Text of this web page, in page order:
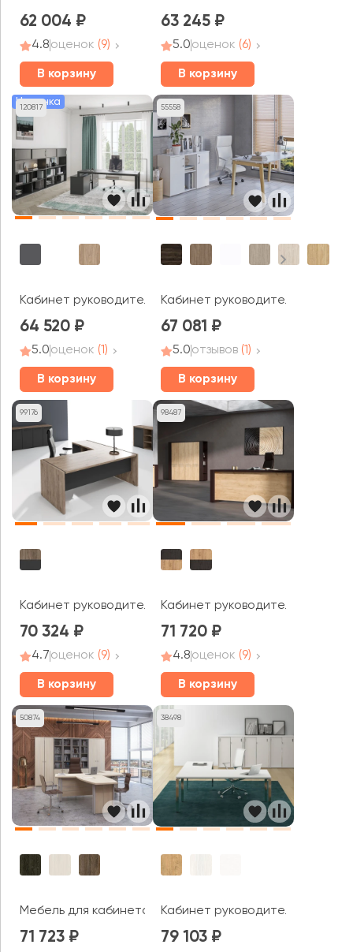
62 004
4.8оценок (9)
В корзину
63 245
5.0оценок (6)
В корзину
120817
Новинка
Кабинет руководителя Аллегро кабинет / Allegro
64 520
5.0оценок (1)
В корзину
55558
Кабинет руководителя Оникс
67 081
5.0отзывов (1)
В корзину
99176
Кабинет руководителя Моррис Тренд / Morris Trend
70 324
4.7оценок (9)
В корзину
98487
Кабинет руководителя Альто /
71 720
4.8оценок (9)
В корзину
50874
Мебель для кабинета руководителя Vasanta
71 723
38498
Кабинет руководителя GLOSS
79 103